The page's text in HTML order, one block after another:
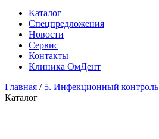
Каталог
Спецпредложения
Новости
Сервис
Контакты
Клиника ОмДент
Главная / 5. Инфекционный контроль
Каталог